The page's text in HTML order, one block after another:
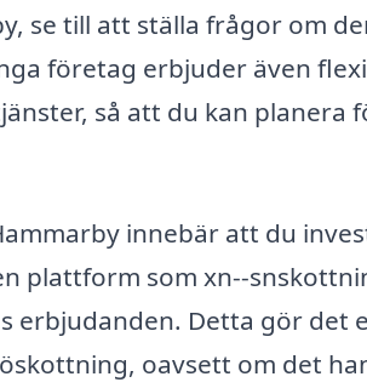
se till att ställa frågor om
företag erbjuder även
så att du kan planera
innebär att du
plattform som xn--
erbjudanden. Detta gör det
oavsett om det